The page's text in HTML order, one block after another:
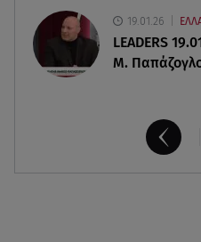
19.01.26
LEADERS
Μ.